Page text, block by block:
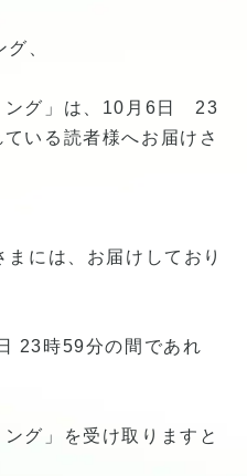
、
ング」は、10月6日 23
いる読者様へお届けさ
には、お届けしており
23時59分の間であれ
グ」を受け取りますと